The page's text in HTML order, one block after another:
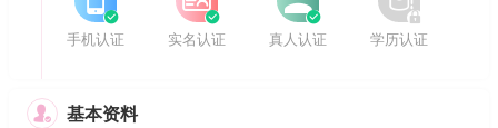

手机认证

实名认证

真人认证

学历认证
 基本资料